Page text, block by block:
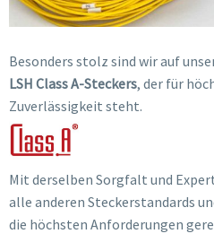
Besonders stolz sind wir auf
LSH Class A-Steckers, der für
Zuverlässigkeit steht.
Mit derselben Sorgfalt und
alle anderen Steckerstandards
die höchsten Anforderungen